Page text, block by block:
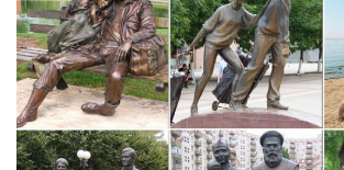
Магазин подарков. Авторская скульптура.
"Манюня" ЛФЗ.Каждый товар в нашем
может отличаться от представленного на
Символ дружбы и преданности, собака
авторской анималистической скульптуре…
Статуэтки животных – в каталоге подарков